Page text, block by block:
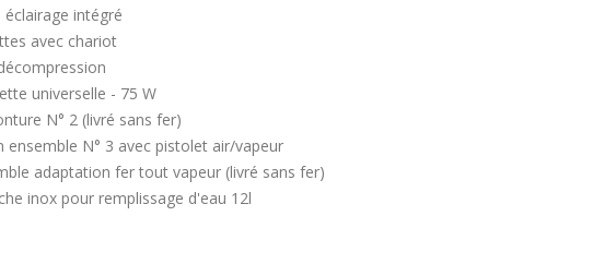
intégré
avec chariot
universelle - 75 W
N° 2 (livré sans fer)
ensemble N° 3 avec pistolet air/vapeur
adaptation fer tout vapeur (livré sans fer)
inox pour remplissage d'eau 12l